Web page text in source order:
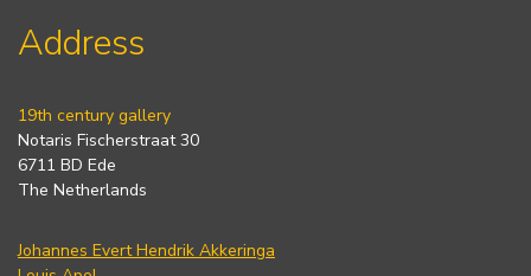
Address
19th century gallery
Notaris Fischerstraat 30
6711 BD Ede
The Netherlands
Johannes Evert Hendrik Akkeringa